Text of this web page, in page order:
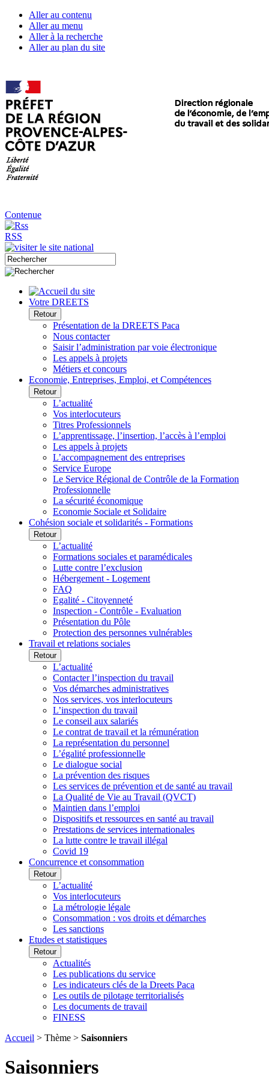
Aller au contenu
Aller au menu
Aller à la recherche
Aller au plan du site
Contenue
RSS
Votre DREETS
Retour
Présentation de la DREETS Paca
Nous contacter
Saisir l’administration par voie électronique
Les appels à projets
Métiers et concours
Economie, Entreprises, Emploi, et Compétences
Retour
L’actualité
Vos interlocuteurs
Titres Professionnels
L’apprentissage, l’insertion, l’accès à l’emploi
Les appels à projets
L’accompagnement des entreprises
Service Europe
Le Service Régional de Contrôle de la Formation
Professionnelle
La sécurité économique
Economie Sociale et Solidaire
Cohésion sociale et solidarités - Formations
Retour
L’actualité
Formations sociales et paramédicales
Lutte contre l’exclusion
Hébergement - Logement
FAQ
Egalité - Citoyenneté
Inspection - Contrôle - Evaluation
Présentation du Pôle
Protection des personnes vulnérables
Travail et relations sociales
Retour
L’actualité
Contacter l’inspection du travail
Vos démarches administratives
Nos services, vos interlocuteurs
L’inspection du travail
Le conseil aux salariés
Le contrat de travail et la rémunération
La représentation du personnel
L’égalité professionnelle
Le dialogue social
La prévention des risques
Les services de prévention et de santé au travail
La Qualité de Vie au Travail (QVCT)
Maintien dans l’emploi
Dispositifs et ressources en santé au travail
Prestations de services internationales
La lutte contre le travail illégal
Covid 19
Concurrence et consommation
Retour
L’actualité
Vos interlocuteurs
La métrologie légale
Consommation : vos droits et démarches
Les sanctions
Etudes et statistiques
Retour
Actualités
Les publications du service
Les indicateurs clés de la Dreets Paca
Les outils de pilotage territorialisés
Les documents de travail
FINESS
Accueil > Thème > Saisonniers
Saisonniers